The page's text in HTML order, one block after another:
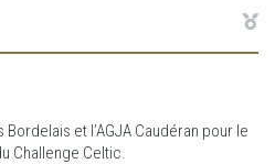
et l’AGJA Caudéran pour le
Challenge Celtic.